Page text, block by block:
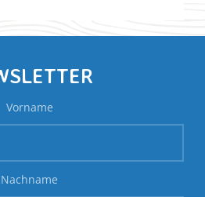
Vorname
Nachname